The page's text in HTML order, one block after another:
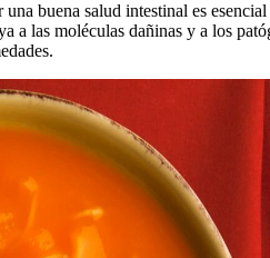
buena salud intestinal es
a las moléculas dañinas y a los